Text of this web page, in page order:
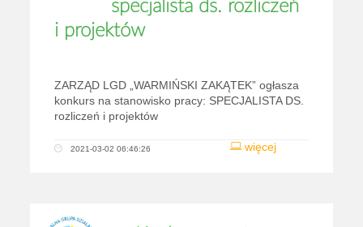
specjalista ds. rozliczeń
i projektów
ZARZĄD LGD „WARMIŃSKI ZAKĄTEK” ogłasza
konkurs na stanowisko pracy: SPECJALISTA DS.
rozliczeń i projektów
więcej
2021-03-02 06:46:26